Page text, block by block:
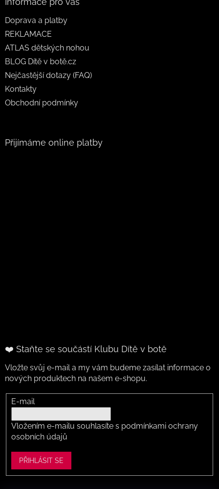
Doprava a platby
REKLAMACE
ATLAS dětských nohou
BLOG Dítě v botě.cz
Nejčastější dotazy (FAQ)
Kontakty
Obchodní podmínky
Přijímáme online platby
❤️ Staňte se součástí Klubu Dítě v botě
Vložte svůj e-mail a my vám budeme zasílat informace o
nových produktech na našem e-shopu.
E-mail
Vložením e-mailu souhlasíte s podmínkami ochrany
osobních údajů
PŘIHLÁSIT SE